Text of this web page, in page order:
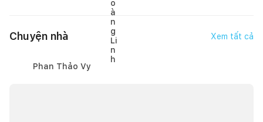
Chuyện nhà Xem tất cả
Phan Thảo Vy